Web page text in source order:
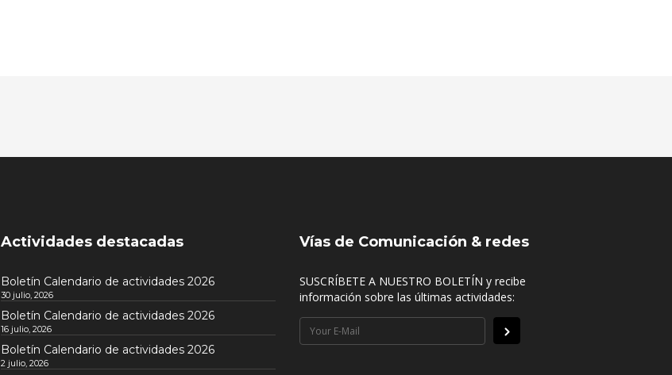
Actividades destacadas
Boletín Calendario de actividades 2026
30 julio, 2026
Boletín Calendario de actividades 2026
16 julio, 2026
Boletín Calendario de actividades 2026
2 julio, 2026
Vías de Comunicación & redes
SUSCRÍBETE A NUESTRO BOLETÍN y recibe
información sobre las últimas actividades: